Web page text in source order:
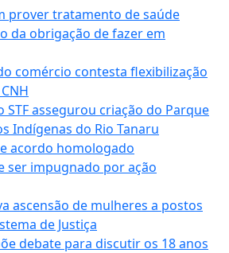
prover tratamento de saúde
da obrigação de fazer em
comércio contesta flexibilização
STF assegurou criação do Parque
Indígenas do Rio Tanaru
acordo homologado
ser impugnado por ação
ascensão de mulheres a postos
de Justiça
debate para discutir os 18 anos